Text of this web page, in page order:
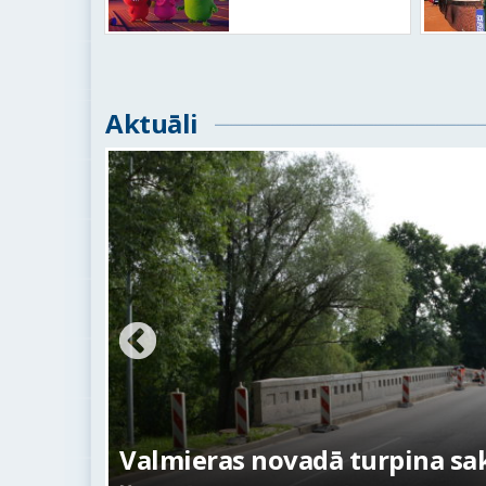
Aktuāli
Valmieras novadā turpina